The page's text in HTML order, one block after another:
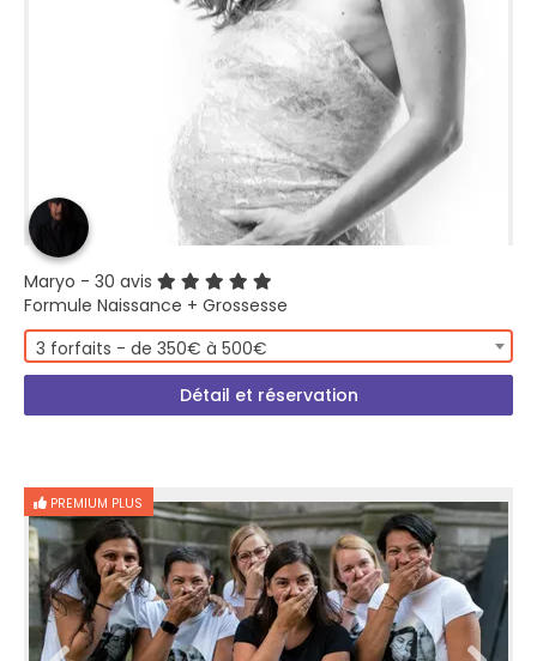
Maryo - 30 avis
Formule Naissance + Grossesse
3 forfaits - de 350€ à 500€
Détail et réservation
PREMIUM PLUS